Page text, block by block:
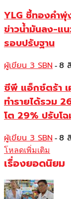
YLG ชี้ทองคำ
ข่าวน้ำมันลง-แ
รอบปรับฐาน
ผู้เขียน 3 SBN - 8
ซีพี แอ็กซ์ตร้า
ทำรายได้รวม
โต 29% ปรับโ
ผู้เขียน 3 SBN - 8
โหลดเพิ่มเติม
เรื่องยอดนิยม